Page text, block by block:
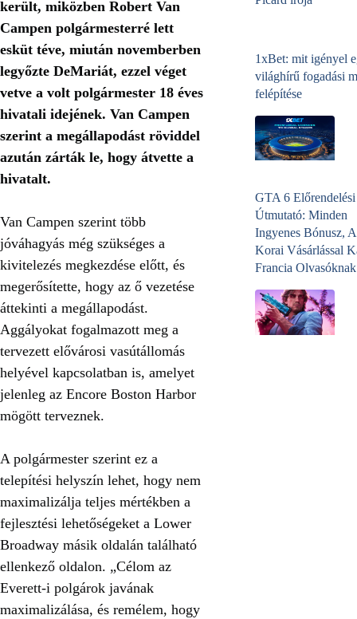
került, miközben Robert Van
Campen polgármesterré lett
esküt téve, miután novemberben
legyőzte DeMariát, ezzel véget
vetve a volt polgármester 18 éves
hivatali idejének. Van Campen
szerint a megállapodást röviddel
azután zárták le, hogy átvette a
hivatalt.
Van Campen szerint több
jóváhagyás még szükséges a
kivitelezés megkezdése előtt, és
megerősítette, hogy az ő vezetése
áttekinti a megállapodást.
Aggályokat fogalmazott meg a
tervezett elővárosi vasútállomás
helyével kapcsolatban is, amelyet
jelenleg az Encore Boston Harbor
mögött terveznek.
A polgármester szerint ez a
telepítési helyszín lehet, hogy nem
maximalizálja teljes mértékben a
fejlesztési lehetőségeket a Lower
Broadway másik oldalán található
ellenkező oldalon. „Célom az
Everett-i polgárok javának
maximalizálása, és remélem, hogy
1xBet: mit igényel
világhírű fogadási
felépítése
GTA 6 Előrendelési
Útmutató: Minden
Ingyenes Bónusz,
Korai Vásárlással
Francia Olvasóknak